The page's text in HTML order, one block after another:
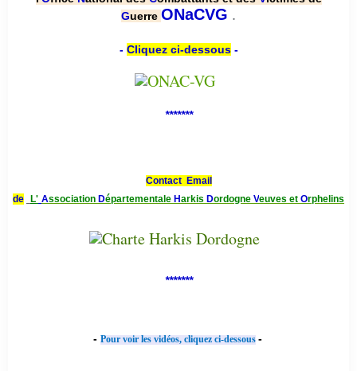
Guerre ONaCVG .
- Cliquez ci-dessous-
*******
Contact Email
de
L' Association Départementale Harkis Dordogne Veuves et Orphelins
*******
- Pour voir les vidéos, cliquez ci-dessous -